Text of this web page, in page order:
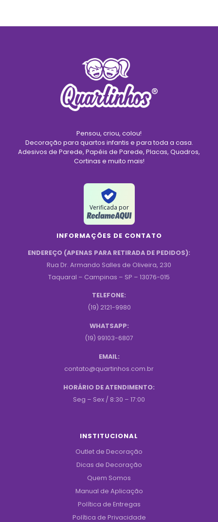
Pensou, criou, colou!
Decoração para quartos infantis e para toda a casa.
Adesivos de Parede, Papéis de Parede, Placas, Quadros,
Cortinas e muito mais!
Verificada por
INFORMAÇÕES DE CONTATO
ENDEREÇO (APENAS PARA RETIRADA DE PEDIDOS):
Rua Dr. Armando Salles de Oliveira, 230
Taquaral – Campinas – SP – 13076-015
TELEFONE:
(19) 2121-9980
WHATSAPP:
(19) 99103-6807
EMAIL:
contato@quartinhos.com.br
HORÁRIO DE ATENDIMENTO:
Seg – Sex / 8:30 – 17:00
INSTITUCIONAL
Outlet de Decoração
Dicas de Decoração
Quem Somos
Manual de Aplicação
Política de Entregas
Política de Privacidade